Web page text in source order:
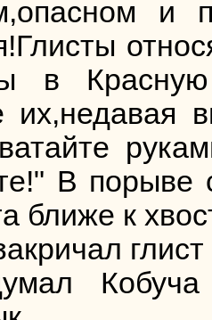
и
в
их,недавая
В порыве
ближе к